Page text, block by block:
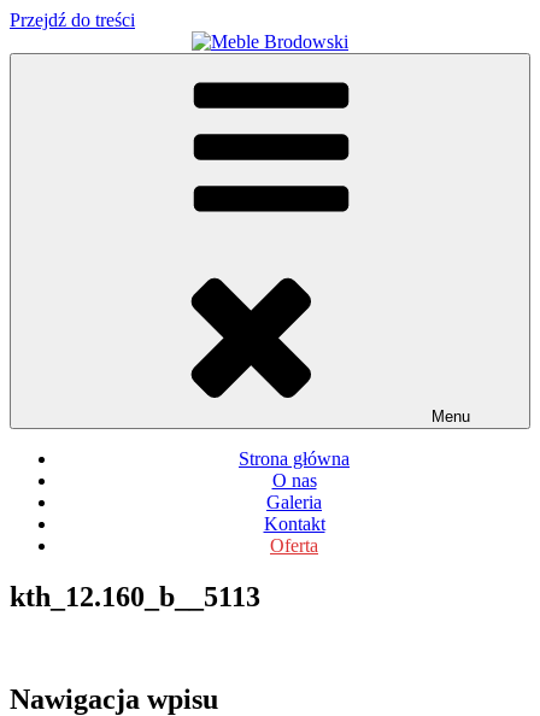
Przejdź do treści
Meble kuchenne specjalnie dla Ciebie!
Menu
Strona główna
O nas
Galeria
Kontakt
Oferta
kth_12.160_b__5113
Nawigacja wpisu